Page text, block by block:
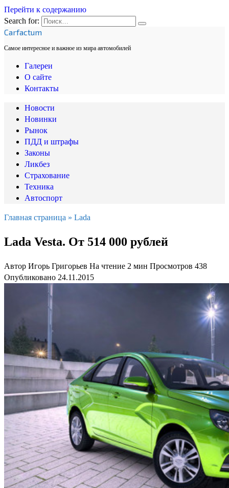
Перейти к содержанию
Search for:
Carfactum
Самое интересное и важное из мира автомобилей
Галереи
О сайте
Контакты
Новости
Новинки
Рынок
ПДД и штрафы
Законы
Ликбез
Страхование
Техника
Автоспорт
Главная страница » Lada
Lada Vesta. От 514 000 рублей
Автор Игорь Григорьев На чтение 2 мин Просмотров 438
Опубликовано 24.11.2015